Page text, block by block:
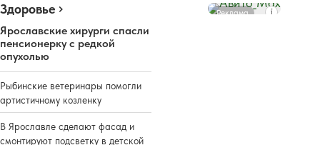
Здоровье
Ярославские хирурги спасли
пенсионерку с редкой
опухолью
Рыбинские ветеринары помогли
артистичному козленку
В Ярославле сделают фасад и
смонтируют подсветку в детской
Реклама